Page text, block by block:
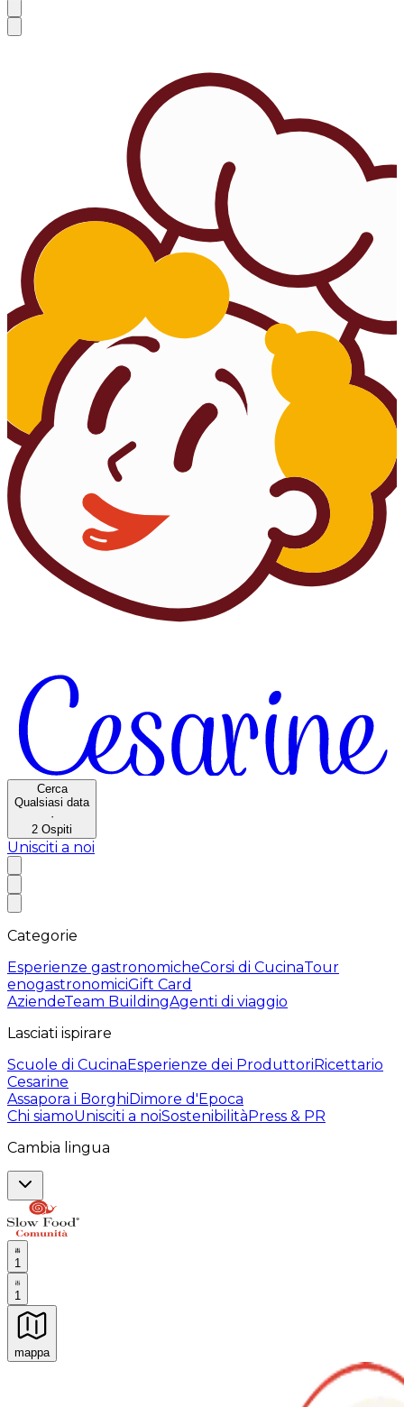
Cerca
Qualsiasi data
·
2 Ospiti
Unisciti a noi
Categorie
Esperienze gastronomicheCorsi di CucinaTour
enogastronomiciGift Card
AziendeTeam BuildingAgenti di viaggio
Lasciati ispirare
Scuole di CucinaEsperienze dei ProduttoriRicettario
Cesarine
Assapora i BorghiDimore d'Epoca
Chi siamoUnisciti a noiSostenibilitàPress & PR
Cambia lingua
1
1
mappa
Esperienze culinarie indimenticabili: Esperienze